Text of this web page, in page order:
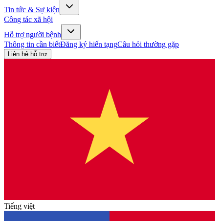
Tin tức & Sự kiện
Công tác xã hội
Hỗ trợ người bệnh
Thông tin cần biếtĐăng ký hiến tạngCâu hỏi thường gặp
Liên hệ hỗ trợ
Tiếng việt